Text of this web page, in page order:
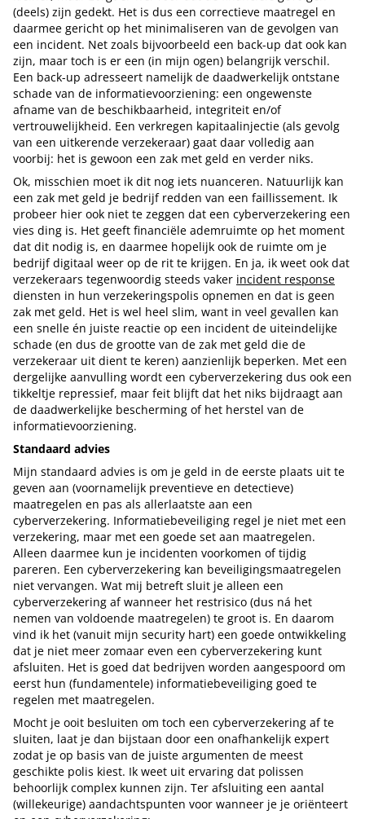
(deels) zijn gedekt. Het is dus een correctieve maatregel en
daarmee gericht op het minimaliseren van de gevolgen van
een incident. Net zoals bijvoorbeeld een back-up dat ook kan
zijn, maar toch is er een (in mijn ogen) belangrijk verschil.
Een back-up adresseert namelijk de daadwerkelijk ontstane
schade van de informatievoorziening: een ongewenste
afname van de beschikbaarheid, integriteit en/of
vertrouwelijkheid. Een verkregen kapitaalinjectie (als gevolg
van een uitkerende verzekeraar) gaat daar volledig aan
voorbij: het is gewoon een zak met geld en verder niks.
Ok, misschien moet ik dit nog iets nuanceren. Natuurlijk kan
een zak met geld je bedrijf redden van een faillissement. Ik
probeer hier ook niet te zeggen dat een cyberverzekering een
vies ding is. Het geeft financiële ademruimte op het moment
dat dit nodig is, en daarmee hopelijk ook de ruimte om je
bedrijf digitaal weer op de rit te krijgen. En ja, ik weet ook dat
verzekeraars tegenwoordig steeds vaker incident response
diensten in hun verzekeringspolis opnemen en dat is geen
zak met geld. Het is wel heel slim, want in veel gevallen kan
een snelle én juiste reactie op een incident de uiteindelijke
schade (en dus de grootte van de zak met geld die de
verzekeraar uit dient te keren) aanzienlijk beperken. Met een
dergelijke aanvulling wordt een cyberverzekering dus ook een
tikkeltje repressief, maar feit blijft dat het niks bijdraagt aan
de daadwerkelijke bescherming of het herstel van de
informatievoorziening.
Standaard advies
Mijn standaard advies is om je geld in de eerste plaats uit te
geven aan (voornamelijk preventieve en detectieve)
maatregelen en pas als allerlaatste aan een
cyberverzekering. Informatiebeveiliging regel je niet met een
verzekering, maar met een goede set aan maatregelen.
Alleen daarmee kun je incidenten voorkomen of tijdig
pareren. Een cyberverzekering kan beveiligingsmaatregelen
niet vervangen. Wat mij betreft sluit je alleen een
cyberverzekering af wanneer het restrisico (dus ná het
nemen van voldoende maatregelen) te groot is. En daarom
vind ik het (vanuit mijn security hart) een goede ontwikkeling
dat je niet meer zomaar even een cyberverzekering kunt
afsluiten. Het is goed dat bedrijven worden aangespoord om
eerst hun (fundamentele) informatiebeveiliging goed te
regelen met maatregelen.
Mocht je ooit besluiten om toch een cyberverzekering af te
sluiten, laat je dan bijstaan door een onafhankelijk expert
zodat je op basis van de juiste argumenten de meest
geschikte polis kiest. Ik weet uit ervaring dat polissen
behoorlijk complex kunnen zijn. Ter afsluiting een aantal
(willekeurige) aandachtspunten voor wanneer je je oriënteert